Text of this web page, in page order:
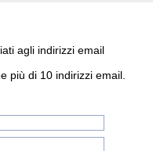
agli indirizzi email
più di 10 indirizzi email.